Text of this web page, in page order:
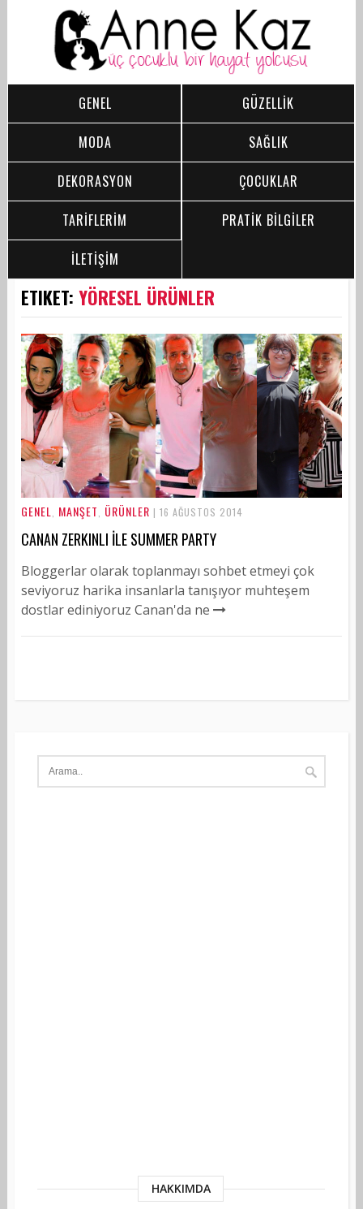
GENEL
GÜZELLİK
MODA
SAĞLIK
DEKORASYON
ÇOCUKLAR
TARİFLERİM
PRATİK BİLGİLER
İLETİŞİM
ETIKET: YÖRESEL ÜRÜNLER
GENEL MANŞET ÜRÜNLER | 16 AĞUSTOS 2014
CANAN ZERKINLI İLE SUMMER PARTY
Bloggerlar olarak toplanmayı sohbet etmeyi çok
seviyoruz harika insanlarla tanışıyor muhteşem
dostlar ediniyoruz Canan'da ne
HAKKIMDA